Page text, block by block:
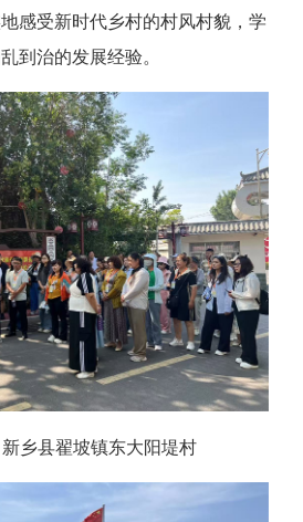
感受新时代乡村的村风村貌，学
到治的发展经验。
乡县翟坡镇东大阳堤村